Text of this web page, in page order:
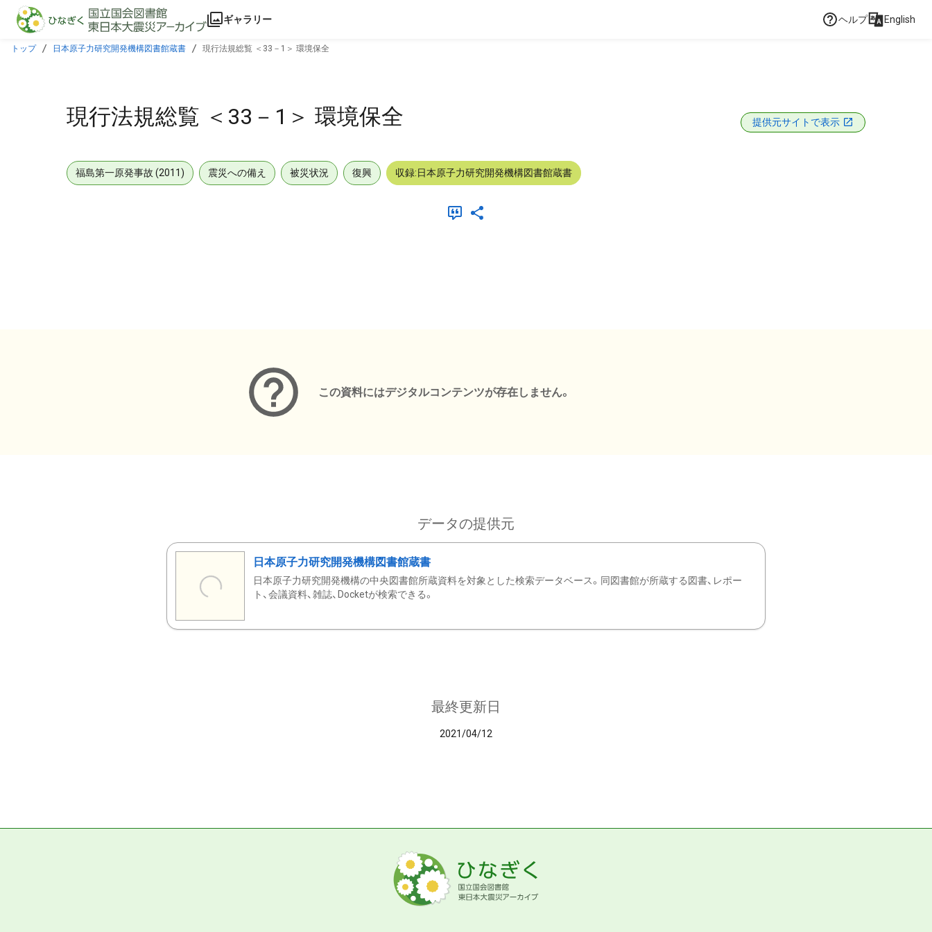
本文に飛ぶ
ギャラリー ヘルプ English
トップ 日本原子力研究開発機構図書館蔵書 現行法規総覧 ＜33－1＞ 環境保全
現行法規総覧 ＜33－1＞ 環境保全 提供元サイトで表示
福島第一原発事故 (2011) 震災への備え 被災状況 復興 収録:日本原子力研究開発機構図書館蔵書
この資料にはデジタルコンテンツが存在しません。
データの提供元
日本原子力研究開発機構図書館蔵書
日本原子力研究開発機構の中央図書館所蔵資料を対象とした検索データベース。同図書館が所蔵する図書、レポー
ト、会議資料、雑誌、Docketが検索できる。
最終更新日
2021/04/12